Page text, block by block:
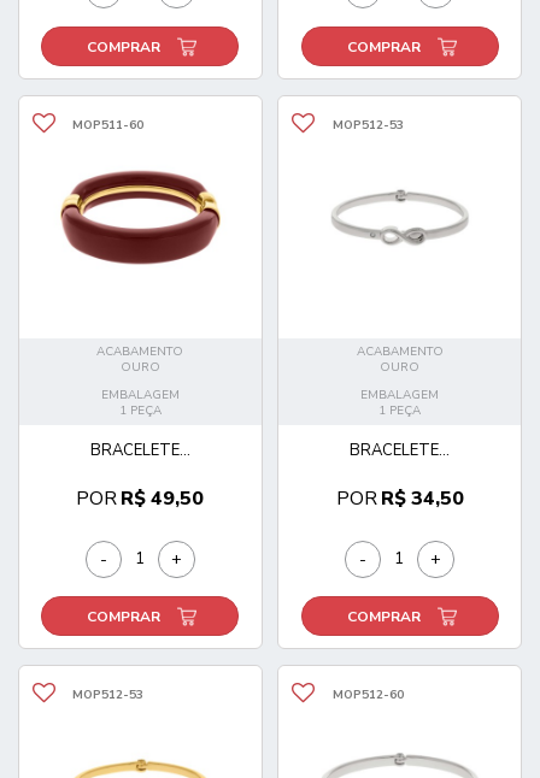
COMPRAR COMPRAR
MOP511-60
ACABAMENTO
OURO
EMBALAGEM
1 PEÇA
BRACELETE...
PORR$ 49,50
- +
COMPRAR
MOP512-53
ACABAMENTO
OURO
EMBALAGEM
1 PEÇA
BRACELETE...
PORR$ 34,50
- +
COMPRAR
MOP512-53 MOP512-60